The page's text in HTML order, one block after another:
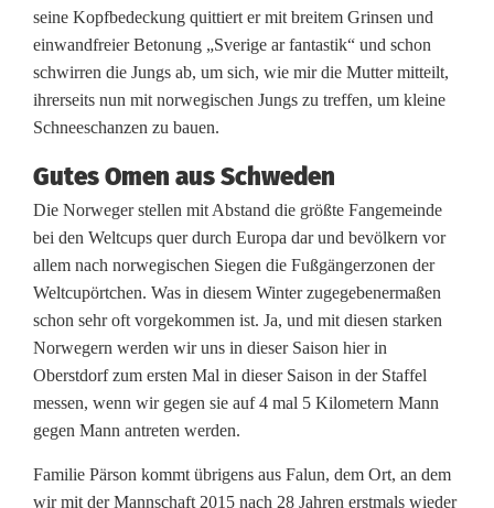
seine Kopfbedeckung quittiert er mit breitem Grinsen und
einwandfreier Betonung „Sverige ar fantastik“ und schon
schwirren die Jungs ab, um sich, wie mir die Mutter mitteilt,
ihrerseits nun mit norwegischen Jungs zu treffen, um kleine
Schneeschanzen zu bauen.
Gutes Omen aus Schweden
Die Norweger stellen mit Abstand die größte Fangemeinde
bei den Weltcups quer durch Europa dar und bevölkern vor
allem nach norwegischen Siegen die Fußgängerzonen der
Weltcupörtchen. Was in diesem Winter zugegebenermaßen
schon sehr oft vorgekommen ist. Ja, und mit diesen starken
Norwegern werden wir uns in dieser Saison hier in
Oberstdorf zum ersten Mal in dieser Saison in der Staffel
messen, wenn wir gegen sie auf 4 mal 5 Kilometern Mann
gegen Mann antreten werden.
Familie Pärson kommt übrigens aus Falun, dem Ort, an dem
wir mit der Mannschaft 2015 nach 28 Jahren erstmals wieder